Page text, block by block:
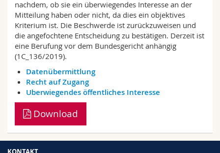
nachdem, ob sie ein überwiegendes Interesse an der
Mitteilung haben oder nicht, da dies ein objektives
Kriterium ist. Die Beschwerde ist zurückzuweisen und
die angefochtene Entscheidung zu bestätigen. Derzeit ist
eine Berufung vor dem Bundesgericht anhängig
(1C_136/2019).
Datenübermittlung
Recht auf Zugang
Uberwiegendes öffentliches Interesse
Download